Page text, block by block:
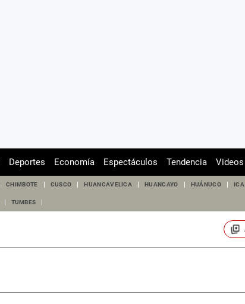
Deportes Economía Espectáculos Tendencia Videos
CHIMBOTE CUSCO HUANCAVELICA HUANCAYO HUÁNUCO ICA
TUMBES